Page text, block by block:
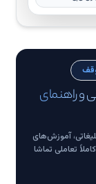
و راهنمای
آموزش‌های
تعاملی تماشا